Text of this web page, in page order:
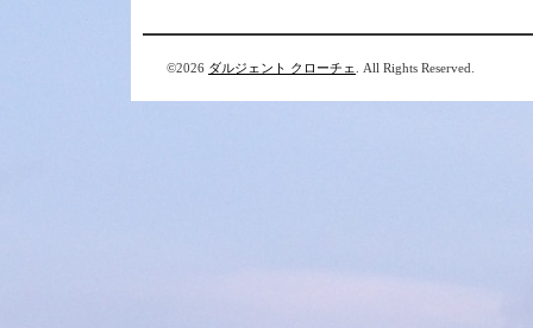
©2026 ダルジェント クローチェ . All Rights Reserved.